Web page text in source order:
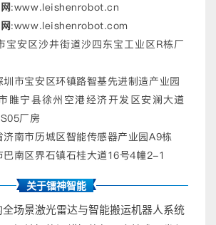
:www.leishenrobot.cn
:www.leishenrobot.com
宝安区沙井街道沙四东宝工业区R栋厂
圳市宝安区环镇路智基先进制造产业园
睢宁县徐州空港经济开发区安澜大道
厂房
济南市历城区智能传感器产业园A9栋
巴南区界石镇石桂大道16号4幢2-1
关于镭神智能
场景激光雷达与智能搬运机器人系统